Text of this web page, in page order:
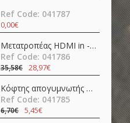
Ref Code: 041787
0,00€
Μετατροπέας HDMI in -> HDMI + SPDIF + 3.5mm out 4K@60Hz OZV8
Ref Code: 041786
35,58€ 28,97€
Κόφτης απογυμνωτής 0.5-4.0mm ψαλίδι ακριβείας CP-108 (6PK-223) Pro'sKit
Ref Code: 041785
6,70€ 5,45€